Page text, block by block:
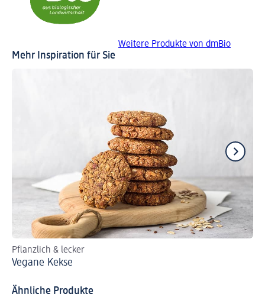
Weitere Produkte von dmBio
Mehr Inspiration für Sie
Pflanzlich & lecker
Vegane Kekse
Ähnliche Produkte